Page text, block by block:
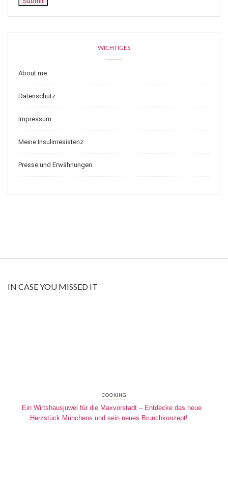
WICHTIGES
About me
Datenschutz
Impressum
Meine Insulinresistenz
Presse und Erwähnungen
IN CASE YOU MISSED IT
COOKING
Ein Wirtshausjuwel für die Maxvorstadt – Entdecke das neue
Herzstück Münchens und sein neues Brunchkonzept!